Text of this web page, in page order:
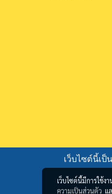
เว็บไซต์นี้เ
เว็บไซต์นี้มีการใช้ง
ความเป็นส่วนตัว แ